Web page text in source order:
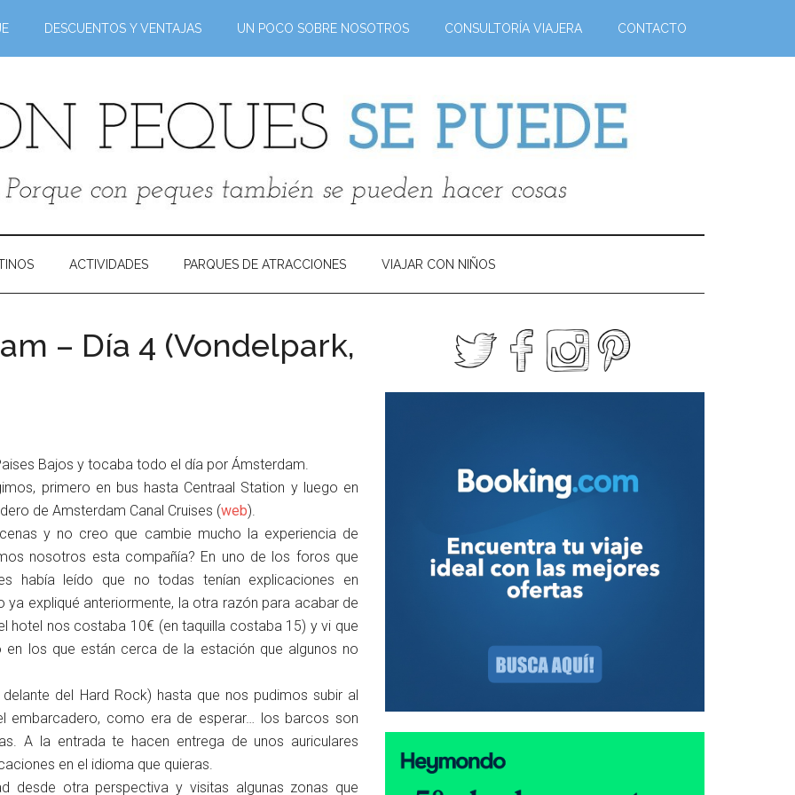
DESCUENTOS Y VENTAJAS UN POCO SOBRE NOSOTROS CONSULTORÍA VIAJERA CONTACTO
ACTIVIDADES PARQUES DE ATRACCIONES VIAJAR CON NIÑOS
– Día 4 (Vondelpark,
Bajos y tocaba todo el día por Ámsterdam.
primero en bus hasta Centraal Station y luego en
de Amsterdam Canal Cruises (web).
y no creo que cambie mucho la experiencia de
nosotros esta compañía? En uno de los foros que
había leído que no todas tenían explicaciones en
expliqué anteriormente, la otra razón para acabar de
hotel nos costaba 10€ (en taquilla costaba 15) y vi que
los que están cerca de la estación que algunos no
del Hard Rock) hasta que nos pudimos subir al
como era de esperar… los barcos son
A la entrada te hacen entrega de unos auriculares
en el idioma que quieras.
desde otra perspectiva y visitas algunas zonas que